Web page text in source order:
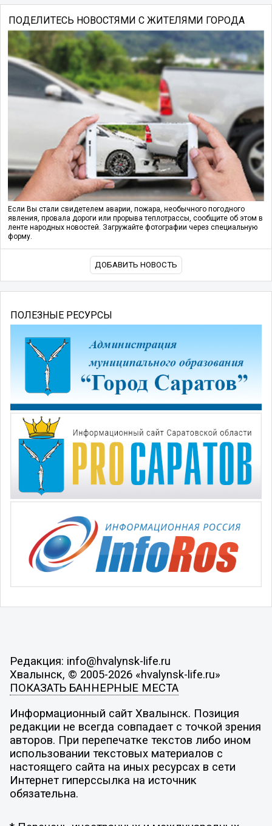
ПОДЕЛИТЕСЬ НОВОСТЯМИ С ЖИТЕЛЯМИ ГОРОДА
Если Вы стали свидетелем аварии, пожара, необычного погодного
явления, провала дороги или прорыва теплотрассы, сообщите об этом в
ленте народных новостей. Загружайте фотографии через специальную
форму.
ДОБАВИТЬ НОВОСТЬ
ПОЛЕЗНЫЕ РЕСУРСЫ
Редакция: info@hvalynsk-life.ru
Хвалынск, © 2005-2026 «hvalynsk-life.ru»
ПОКАЗАТЬ БАННЕРНЫЕ МЕСТА
Информационный сайт Хвалынск. Позиция
редакции не всегда совпадает с точкой зрения
авторов. При перепечатке текстов либо ином
использовании текстовых материалов с
настоящего сайта на иных ресурсах в сети
Интернет гиперссылка на источник
обязательна.